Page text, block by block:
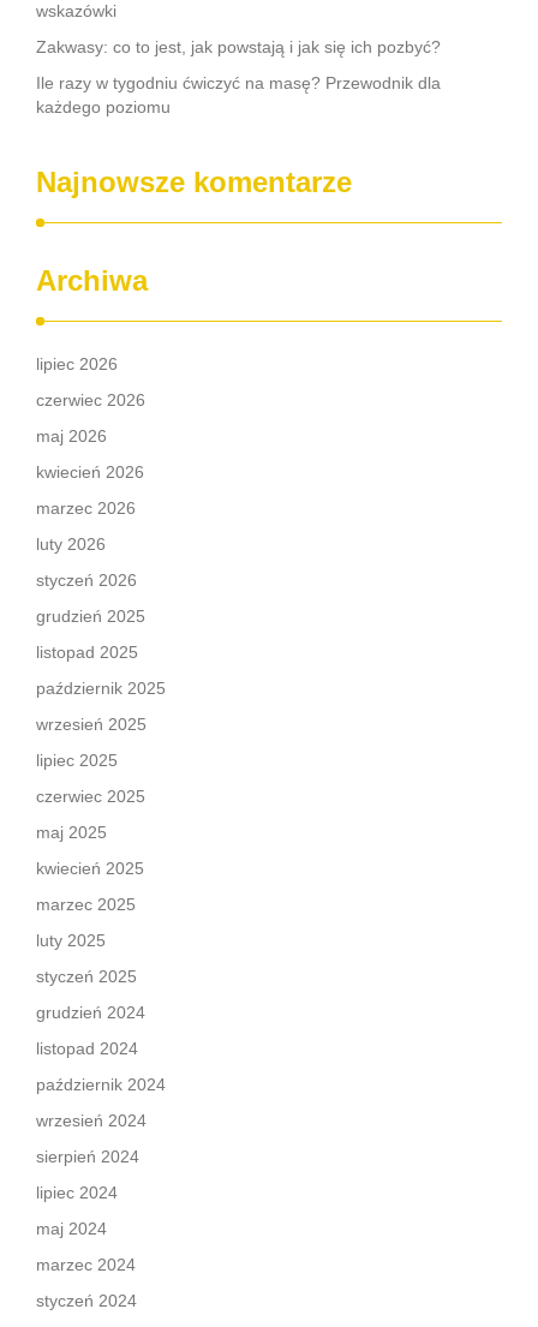
wskazówki
Zakwasy: co to jest, jak powstają i jak się ich pozbyć?
Ile razy w tygodniu ćwiczyć na masę? Przewodnik dla
każdego poziomu
Najnowsze komentarze
Archiwa
lipiec 2026
czerwiec 2026
maj 2026
kwiecień 2026
marzec 2026
luty 2026
styczeń 2026
grudzień 2025
listopad 2025
październik 2025
wrzesień 2025
lipiec 2025
czerwiec 2025
maj 2025
kwiecień 2025
marzec 2025
luty 2025
styczeń 2025
grudzień 2024
listopad 2024
październik 2024
wrzesień 2024
sierpień 2024
lipiec 2024
maj 2024
marzec 2024
styczeń 2024